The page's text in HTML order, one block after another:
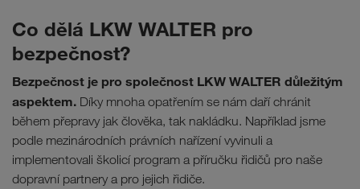
Co dělá LKW WALTER pro
bezpečnost?
Bezpečnost je pro společnost LKW WALTER důležitým
aspektem. Díky mnoha opatřením se nám daří chránit
během přepravy jak člověka, tak nakládku. Například jsme
podle mezinárodních právních nařízení vyvinuli a
implementovali školicí program a příručku řidičů pro naše
dopravní partnery a pro jejich řidiče.